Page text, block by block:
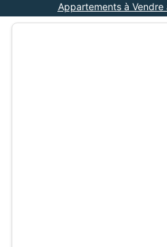
Appartements à Vendre